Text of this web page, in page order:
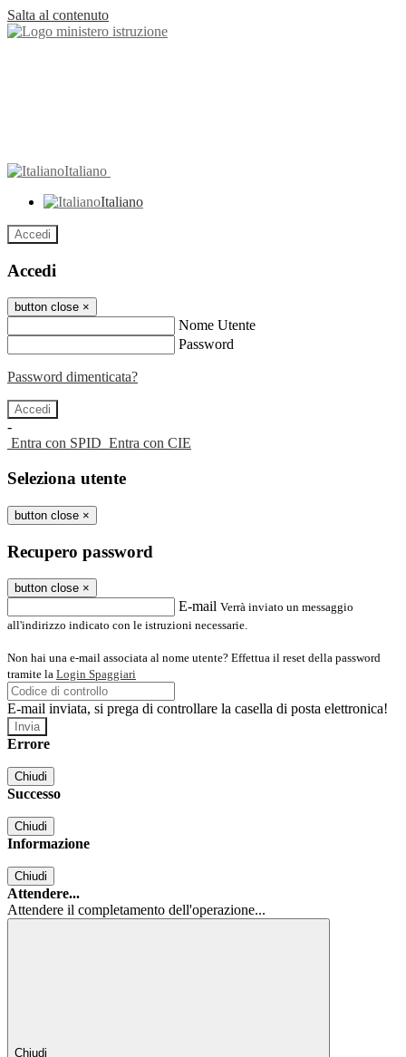
Salta al contenuto
Italiano
Italiano
Accedi
Accedi
button close ×
Nome Utente
Password
Password dimenticata?
-
Entra con SPID Entra con CIE
Seleziona utente
button close ×
Recupero password
button close ×
E-mail Verrà inviato un messaggio
all'indirizzo indicato con le istruzioni necessarie.
Non hai una e-mail associata al nome utente? Effettua il reset della password
tramite la Login Spaggiari
E-mail inviata, si prega di controllare la casella di posta elettronica!
Errore
Chiudi
Successo
Chiudi
Informazione
Chiudi
Attendere...
Attendere il completamento dell'operazione...
Chiudi